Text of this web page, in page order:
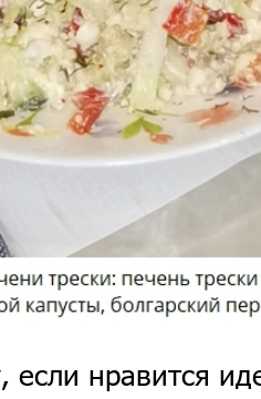
если нравится